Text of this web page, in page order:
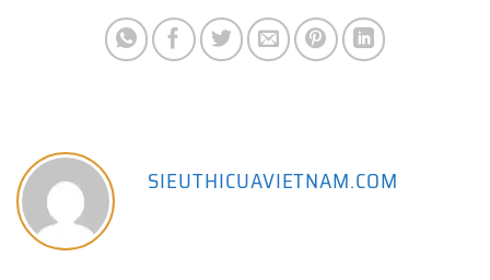
SIEUTHICUAVIETNAM.COM